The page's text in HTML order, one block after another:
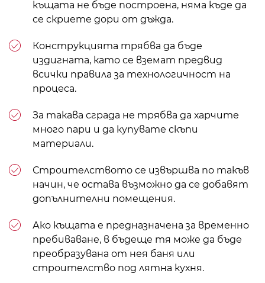
къщата не бъде построена, няма къде да
се скриете дори от дъжда.
Конструкцията трябва да бъде
издигната, като се вземат предвид
всички правила за технологичност на
процеса.
За такава сграда не трябва да харчите
много пари и да купувате скъпи
материали.
Строителството се извършва по такъв
начин, че остава възможно да се добавят
допълнителни помещения.
Ако къщата е предназначена за временно
пребиваване, в бъдеще тя може да бъде
преобразувана от нея баня или
строителство под лятна кухня.